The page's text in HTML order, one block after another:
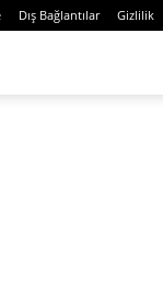
Dış Bağlantılar Gizlilik